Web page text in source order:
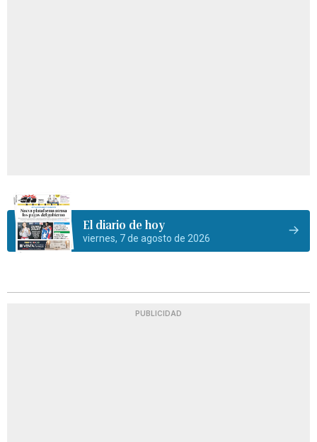
El diario de hoy
viernes, 7 de agosto de 2026
PUBLICIDAD